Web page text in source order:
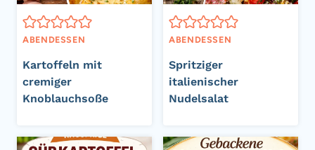
ABENDESSEN
Kartoffeln mit
cremiger
Knoblauchsoße
ABENDESSEN
Spritziger
italienischer
Nudelsalat